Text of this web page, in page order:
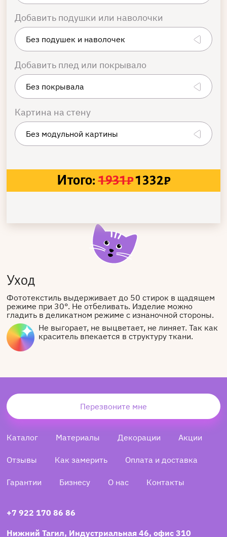
Добавить подушки или наволочки
Добавить плед или покрывало
Картина на стену
Итого: 1931₽1332₽
Уход
Фототекстиль выдерживает до 50 стирок в щадящем
режиме при 30°. Не отбеливать. Изделие можно
гладить в деликатном режиме с изнаночной стороны.
Не выгорает, не выцветает, не линяет. Так как
краситель впекается в структуру ткани.
Перезвоните мне
Каталог Материалы Декорации Акции
Отзывы Как замерить Оплата и доставка
Гарантии Бизнесу О нас Контакты
+7 922 170 86 86
Нижний Тагил, Индустриальная 46, офис 310